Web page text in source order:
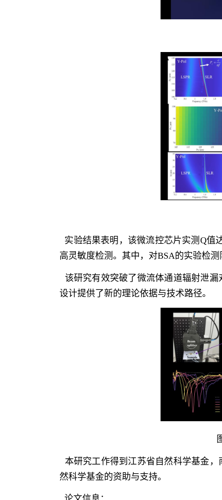
实验结果表明，该微流控芯片实测 Q值
高灵敏度检测。其中，对BSA的实验检测
该研究有效突破了微流体通道辐射泄
设计提供了新的理论依据与技术路径。
本研究工作得到江苏省自然科学基金
然科学基金的资助与支持。